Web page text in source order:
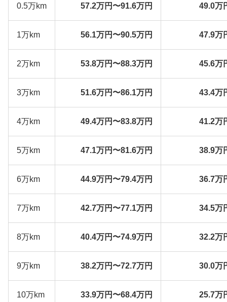
0.5万km 57.2万円〜91.6万円 49.0万
1万km 56.1万円〜90.5万円 47.9万
2万km 53.8万円〜88.3万円 45.6万
3万km 51.6万円〜86.1万円 43.4万
4万km 49.4万円〜83.8万円 41.2万
5万km 47.1万円〜81.6万円 38.9万
6万km 44.9万円〜79.4万円 36.7万
7万km 42.7万円〜77.1万円 34.5万
8万km 40.4万円〜74.9万円 32.2万
9万km 38.2万円〜72.7万円 30.0万
10万km 33.9万円〜68.4万円 25.7万